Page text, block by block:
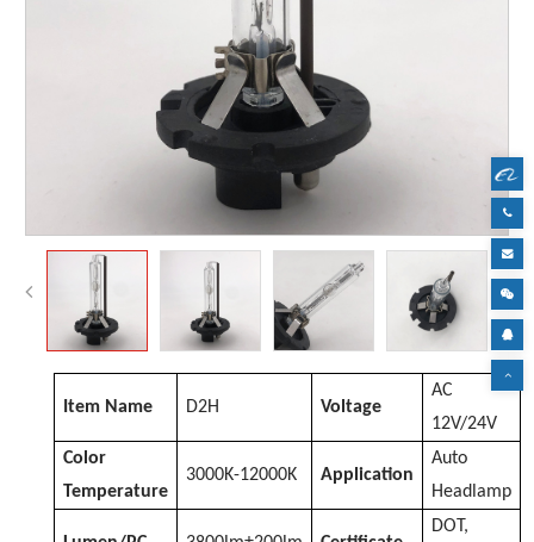
Item Name D2H Voltage
AC
12V/24V
Color
Temperature
3000K-12000K Application
Auto
Headlamp
DOT,